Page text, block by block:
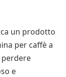
un prodotto
per caffè a
perdere
e